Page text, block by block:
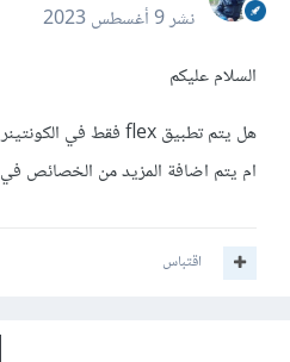
نشر9 أغسطس 2023
السلام عليكم
هل يتم تطبيق flex فقط في الكونتينر ؟
ام يتم اضافة المزيد من الخصائص في
اقتباس